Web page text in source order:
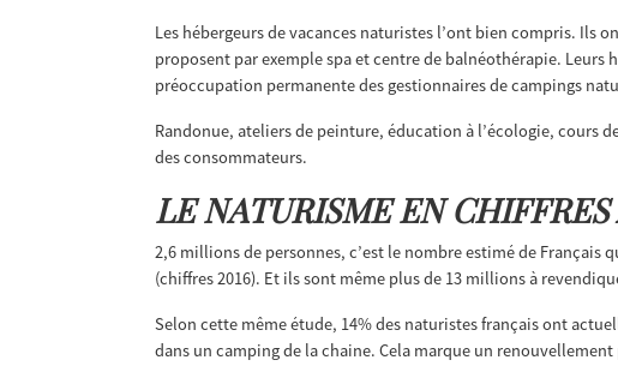
Les hébergeurs de vacances naturistes l’ont bien compris. Ils
proposent par exemple spa et centre de balnéothérapie.
préoccupation permanente des gestionnaires de campings
Randonue, ateliers de peinture, éducation à l’écologie, cours
des consommateurs.
LE NATURISME EN
2,6 millions de personnes, c’est le nombre estimé de
(chiffres 2016). Et ils sont même plus de 13 millions à
Selon cette même étude, 14% des naturistes français ont
dans un camping de la chaine. Cela marque un